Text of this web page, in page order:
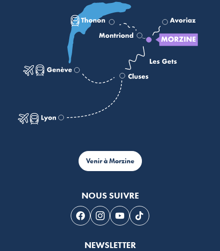
Venir à Morzine
NOUS SUIVRE
Suivez-nous sur Facebook
Suivez-nous sur Instagram
Suivez-nous sur Youtube
Suivez-nous sur
NEWSLETTER